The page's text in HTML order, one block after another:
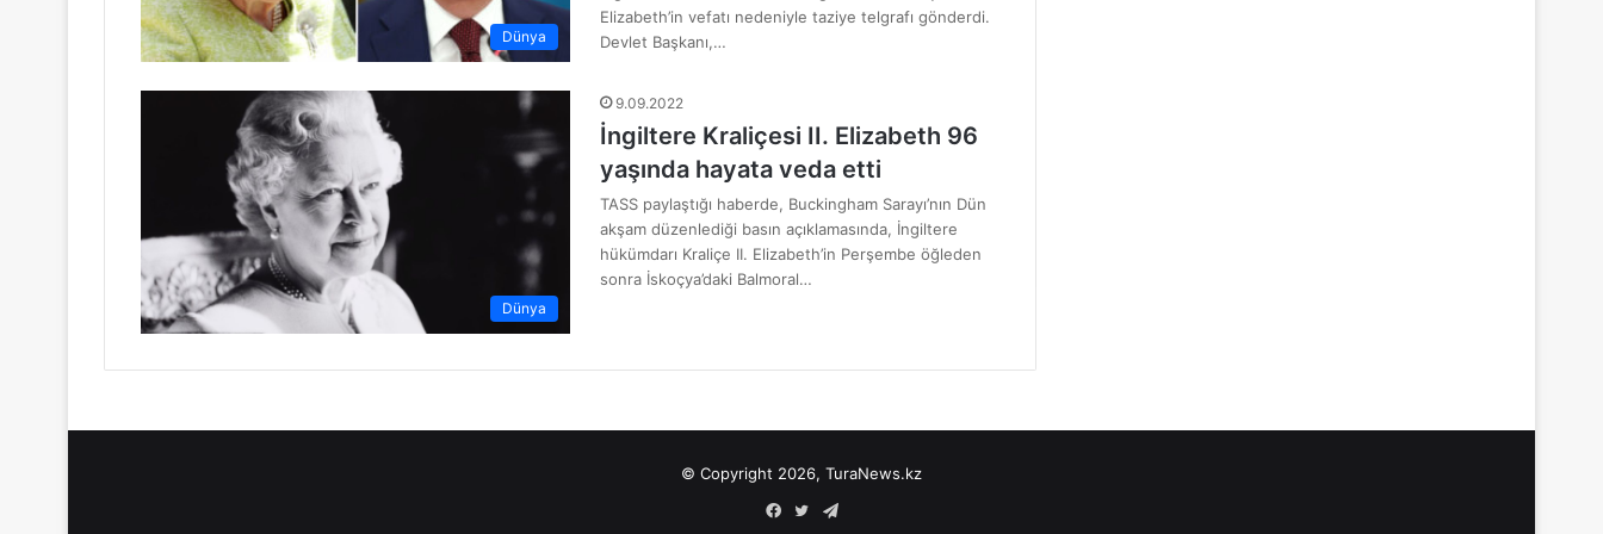
Dünya
Elizabeth’in vefatı nedeniyle taziye telgrafı gönderdi.
Devlet Başkanı,…
Dünya
9.09.2022
İngiltere Kraliçesi II. Elizabeth 96
yaşında hayata veda etti
TASS paylaştığı haberde, Buckingham Sarayı’nın Dün
akşam düzenlediği basın açıklamasında, İngiltere
hükümdarı Kraliçe II. Elizabeth’in Perşembe öğleden
sonra İskoçya’daki Balmoral…
© Copyright 2026, TuraNews.kz
Facebook
TwitterTelegram